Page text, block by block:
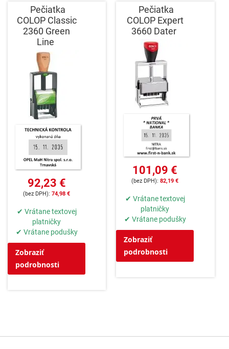
Pečiatka
COLOP Classic
2360 Green
Line
92,23 €
74,98 €
✔ Vrátane textovej
platničky
✔ Vrátane podušky
Zobraziť
podrobnosti
Pečiatka
COLOP Expert
3660 Dater
101,09 €
82,19 €
✔ Vrátane textovej
platničky
✔ Vrátane podušky
Zobraziť
podrobnosti